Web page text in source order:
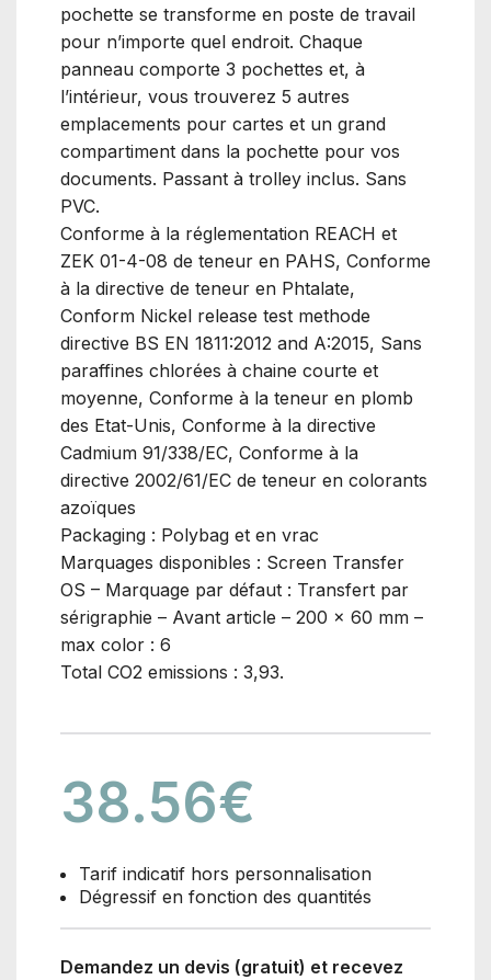
pochette se transforme en poste de travail
pour n’importe quel endroit. Chaque
panneau comporte 3 pochettes et, à
l’intérieur, vous trouverez 5 autres
emplacements pour cartes et un grand
compartiment dans la pochette pour vos
documents. Passant à trolley inclus. Sans
PVC.
Conforme à la réglementation REACH et
ZEK 01-4-08 de teneur en PAHS, Conforme
à la directive de teneur en Phtalate,
Conform Nickel release test methode
directive BS EN 1811:2012 and A:2015, Sans
paraffines chlorées à chaine courte et
moyenne, Conforme à la teneur en plomb
des Etat-Unis, Conforme à la directive
Cadmium 91/338/EC, Conforme à la
directive 2002/61/EC de teneur en colorants
azoïques
Packaging : Polybag et en vrac
Marquages disponibles : Screen Transfer
OS – Marquage par défaut : Transfert par
sérigraphie – Avant article – 200 x 60 mm –
max color : 6
Total CO2 emissions : 3,93.
38.56€
Tarif indicatif hors personnalisation
Dégressif en fonction des quantités
Demandez un devis (gratuit) et recevez